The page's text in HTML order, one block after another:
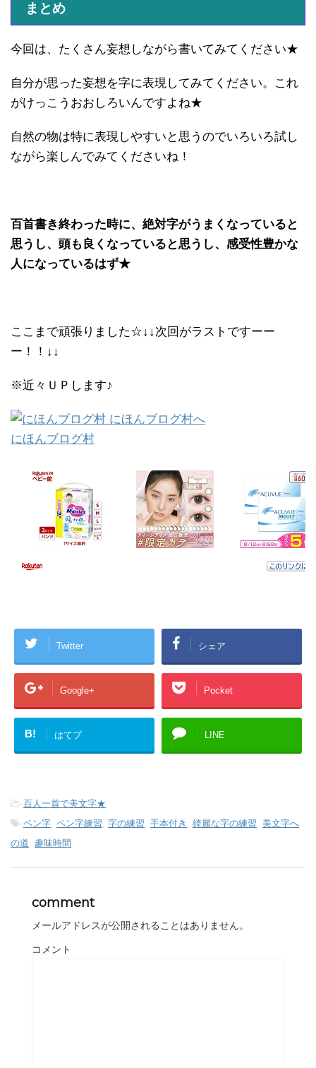
まとめ
今回は、たくさん妄想しながら書いてみてください★
自分が思った妄想を字に表現してみてください。これ
がけっこうおおしろいんですよね★
自然の物は特に表現しやすいと思うのでいろいろ試し
ながら楽しんでみてくださいね！
百首書き終わった時に、絶対字がうまくなっていると
思うし、頭も良くなっていると思うし、感受性豊かな
人になっているはず★
ここまで頑張りました☆↓↓次回がラストですーー
ー！！↓↓
※近々ＵＰします♪
にほんブログ村
Twitter シェア
Google+ Pocket
B! はてブ LINE
-百人一首で美文字★
-ペン字, ペン字練習, 字の練習, 手本付き , 綺麗な字の練習, 美文字へ
の道, 趣味時間
comment
メールアドレスが公開されることはありません。
コメント